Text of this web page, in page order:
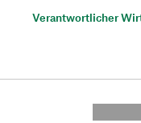
Verantwortlicher